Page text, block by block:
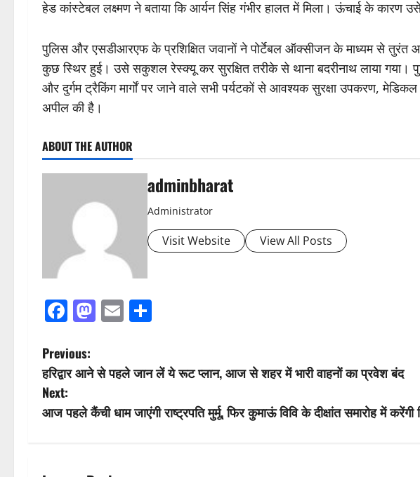
हेड कांस्टेबल लक्ष्मण ने बताया कि आर्यन सिंह गंभीर हालत में मिला। ऊंचाई के कारण
पुलिस और एसडीआरएफ के प्रशिक्षित जवानों ने पोर्टेबल ऑक्सीजन के माध्यम से
कुछ स्थिर हुई। उसे सकुशल रेस्क्यू कर सुरक्षित तरीके से थाना बदरीनाथ लाया गया।
और दुर्गम ट्रैकिंग मार्गों पर जाने वाले सभी पर्यटकों से आवश्यक सुरक्षा उपकरण,
अपील की है।
ABOUT THE AUTHOR
adminbharat
Administrator
Visit Website View All Posts
Facebook
Mastodon
Email
P
o
s
Previous:
हरिद्वार आने से पहले जान लें ये रूट प्लान, आज से शहर में भारी वाहनों का प्रवेश बंद
Next:
आज पहले कैंची धाम जाएंगी राष्ट्रपति मुर्मू, फिर कुमाऊं विवि के दीक्षांत समारोह में